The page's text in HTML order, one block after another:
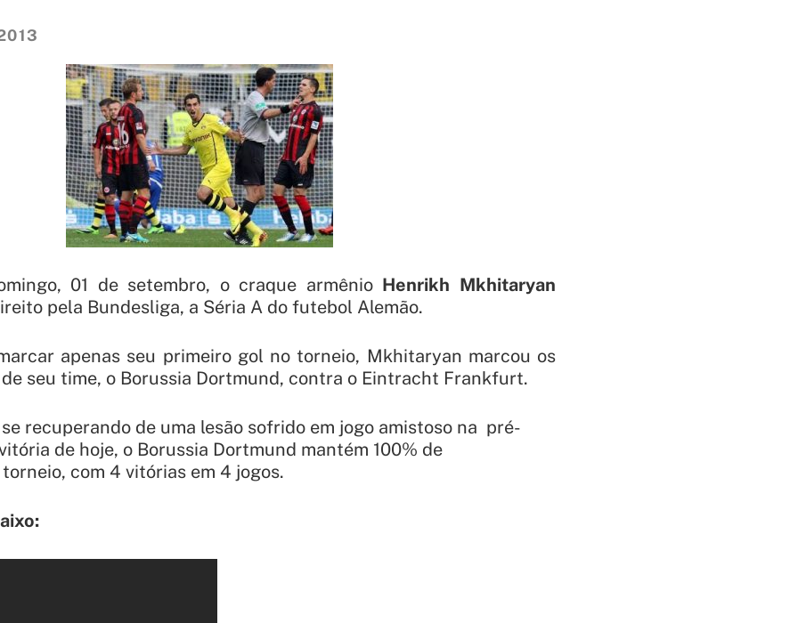
01 de setembro, o craque armênio Henrikh Mkhitaryan
pela Bundesliga, a Séria A do futebol Alemão.
apenas seu primeiro gol no torneio, Mkhitaryan marcou os
seu time, o Borussia Dortmund, contra o Eintracht Frankfurt.
recuperando de uma lesão sofrido em jogo amistoso na pré-
de hoje, o Borussia Dortmund mantém 100% de
com 4 vitórias em 4 jogos.